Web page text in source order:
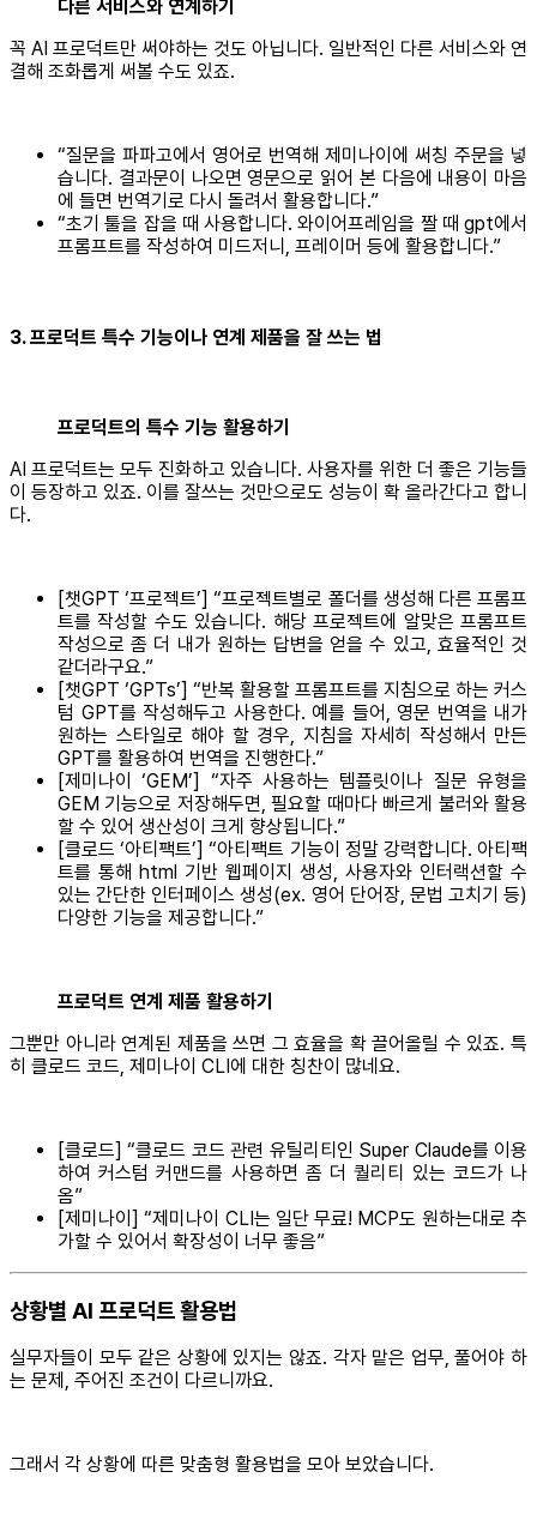
다른 서비스와 연계하기
꼭 AI 프로덕트만 써야하는 것도 아닙니다. 일반적인 다른 서비스와 연
결해 조화롭게 써볼 수도 있죠.
“질문을 파파고에서 영어로 번역해 제미나이에 써칭 주문을 넣
습니다. 결과문이 나오면 영문으로 읽어 본 다음에 내용이 마음
에 들면 번역기로 다시 돌려서 활용합니다.”
“초기 툴을 잡을 때 사용합니다. 와이어프레임을 짤 때 gpt에서
프롬프트를 작성하여 미드저니, 프레이머 등에 활용합니다.”
3. 프로덕트 특수 기능이나 연계 제품을 잘 쓰는 법
프로덕트의 특수 기능 활용하기
AI 프로덕트는 모두 진화하고 있습니다. 사용자를 위한 더 좋은 기능들
이 등장하고 있죠. 이를 잘쓰는 것만으로도 성능이 확 올라간다고 합니
다.
[챗GPT ‘프로젝트’] “프로젝트별로 폴더를 생성해 다른 프롬프
트를 작성할 수도 있습니다. 해당 프로젝트에 알맞은 프롬프트
작성으로 좀 더 내가 원하는 답변을 얻을 수 있고, 효율적인 것
같더라구요.”
[챗GPT ‘GPTs’] “반복 활용할 프롬프트를 지침으로 하는 커스
텀 GPT를 작성해두고 사용한다. 예를 들어, 영문 번역을 내가
원하는 스타일로 해야 할 경우, 지침을 자세히 작성해서 만든
GPT를 활용하여 번역을 진행한다.”
[제미나이 ‘GEM’] “자주 사용하는 템플릿이나 질문 유형을
GEM 기능으로 저장해두면, 필요할 때마다 빠르게 불러와 활용
할 수 있어 생산성이 크게 향상됩니다.”
[클로드 ‘아티팩트’] “아티팩트 기능이 정말 강력합니다. 아티팩
트를 통해 html 기반 웹페이지 생성, 사용자와 인터랙션할 수
있는 간단한 인터페이스 생성(ex. 영어 단어장, 문법 고치기 등)
다양한 기능을 제공합니다.”
프로덕트 연계 제품 활용하기
그뿐만 아니라 연계된 제품을 쓰면 그 효율을 확 끌어올릴 수 있죠. 특
히 클로드 코드, 제미나이 CLI에 대한 칭찬이 많네요.
[클로드] “클로드 코드 관련 유틸리티인 Super Claude를 이용
하여 커스텀 커맨드를 사용하면 좀 더 퀄리티 있는 코드가 나
옴”
[제미나이] “제미나이 CLI는 일단 무료! MCP도 원하는대로 추
가할 수 있어서 확장성이 너무 좋음”
상황별 AI 프로덕트 활용법
실무자들이 모두 같은 상황에 있지는 않죠. 각자 맡은 업무, 풀어야 하
는 문제, 주어진 조건이 다르니까요.
그래서 각 상황에 따른 맞춤형 활용법을 모아 보았습니다.